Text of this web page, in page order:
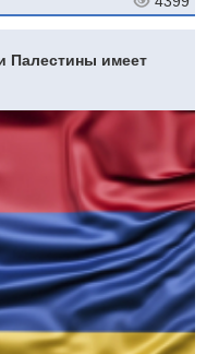
Палестины имеет